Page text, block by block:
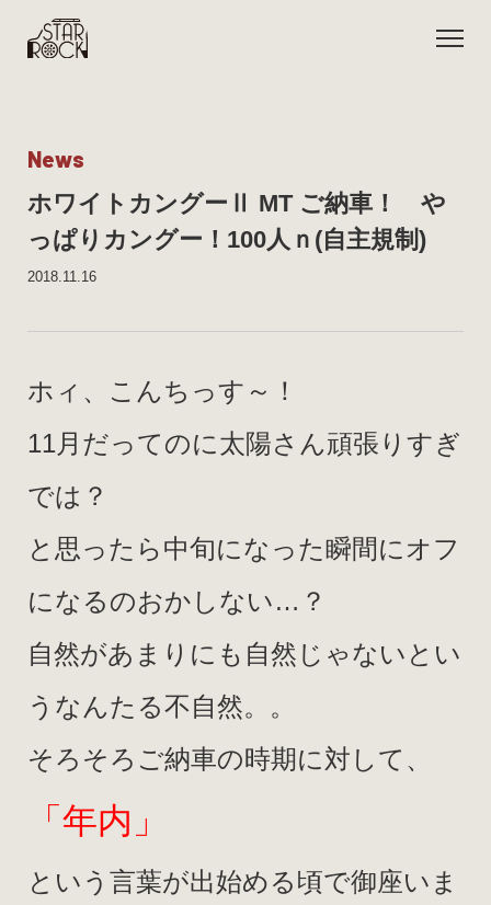
News
ホワイトカングーⅡ MT ご納車！ や
っぱりカングー！100人ｎ(自主規制)
2018.11.16
ホィ、こんちっす～！
11月だってのに太陽さん頑張りすぎ
では？
と思ったら中旬になった瞬間にオフ
になるのおかしない…？
自然があまりにも自然じゃないとい
うなんたる不自然。。
そろそろご納車の時期に対して、
「年内」
という言葉が出始める頃で御座いま